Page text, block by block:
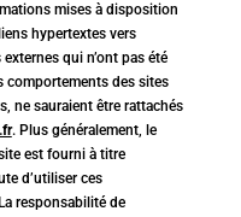
mises à disposition
hypertextes vers
qui n’ont pas été
comportements des sites
ne sauraient être rattachés
. Plus généralement, le
est fourni à titre
d’utiliser ces
responsabilité de